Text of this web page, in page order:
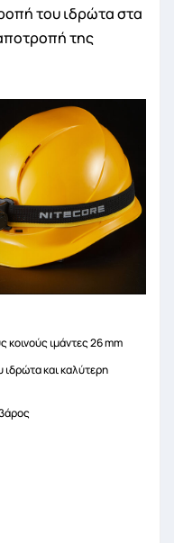
του ιδρώτα στα
της
κοινούς ιμάντες 26 mm
ιδρώτα και καλύτερη